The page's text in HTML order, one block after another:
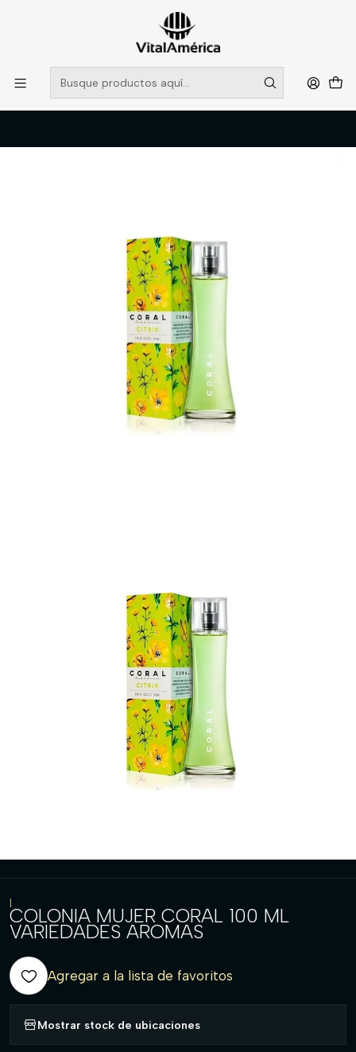
POR SISTEMA FRONTAL SOLO RETIROS EN TIENDA, DESDE
MUCHAS GRACIAS +569 5956 2237
Leer más
Inicio Catálogo
LIMPIEZA E HIGENE INDUSTRIAL
HIGENE PERSONAL
COLONIA MUJER CORAL 100 ML VARIEDADES AROMAS
|
COLONIA MUJER CORAL 100 ML
VARIEDADES AROMAS
Agregar a la lista de favoritos
Mostrar stock de ubicaciones